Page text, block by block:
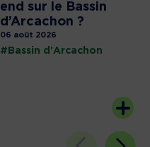
end sur le Bassin
d’Arcachon ?
06 août 2026
#Bassin d'Arcachon